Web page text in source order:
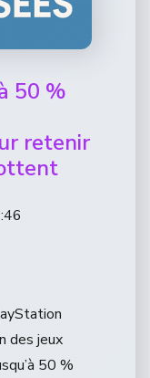
50 %
retenir
des jeux
50 %